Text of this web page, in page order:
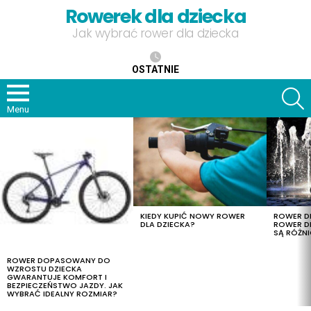
Rowerek dla dziecka
Jak wybrać rower dla dziecka
OSTATNIE
Menu
ROWER DOPASOWANY DO
WZROSTU DZIECKA
GWARANTUJE KOMFORT I
BEZPIECZEŃSTWO JAZDY. JAK
WYBRAĆ IDEALNY ROZMIAR?
KIEDY KUPIĆ NOWY ROWER
DLA DZIECKA?
ROWER
ROWER
SĄ